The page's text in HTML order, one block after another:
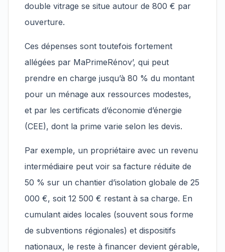
double vitrage se situe autour de 800 € par
ouverture.
Ces dépenses sont toutefois fortement
allégées par MaPrimeRénov’, qui peut
prendre en charge jusqu’à 80 % du montant
pour un ménage aux ressources modestes,
et par les certificats d’économie d’énergie
(CEE), dont la prime varie selon les devis.
Par exemple, un propriétaire avec un revenu
intermédiaire peut voir sa facture réduite de
50 % sur un chantier d’isolation globale de 25
000 €, soit 12 500 € restant à sa charge. En
cumulant aides locales (souvent sous forme
de subventions régionales) et dispositifs
nationaux, le reste à financer devient gérable,